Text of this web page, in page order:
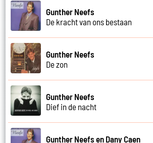
Gunther Neefs
De kracht van ons bestaan
Gunther Neefs
De zon
Gunther Neefs
Dief in de nacht
Gunther Neefs en Dany Caen